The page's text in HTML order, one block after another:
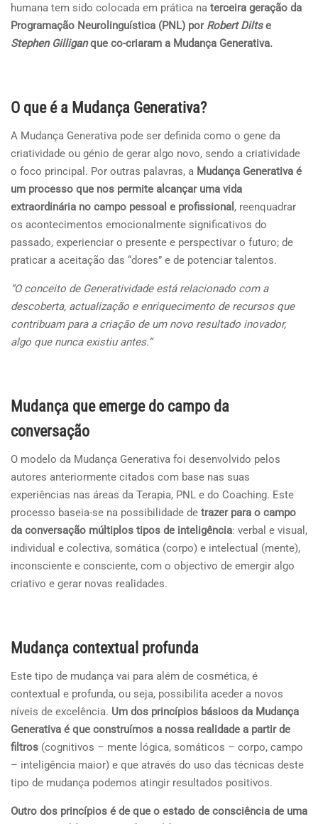
humana tem sido colocada em prática na terceira geração da
Programação Neurolinguística (PNL) por Robert Diltse
Stephen Gilliganque co-criaram a Mudança Generativa.
O que é a Mudança Generativa?
A Mudança Generativa pode ser definida como o gene da
criatividade ou génio de gerar algo novo, sendo a criatividade
o foco principal. Por outras palavras, a Mudança Generativa é
um processo que nos permite alcançar uma vida
extraordinária no campo pessoal e profissional , reenquadrar
os acontecimentos emocionalmente significativos do
passado, experienciar o presente e perspectivar o futuro; de
praticar a aceitação das “dores” e de potenciar talentos.
“O conceito de Generatividade está relacionado com a
descoberta, actualização e enriquecimento de recursos que
contribuam para a criação de um novo resultado inovador,
algo que nunca existiu antes.”
Mudança que emerge do campo da
conversação
O modelo da Mudança Generativa foi desenvolvido pelos
autores anteriormente citados com base nas suas
experiências nas áreas da Terapia, PNL e do Coaching. Este
processo baseia-se na possibilidade de trazer para o campo
da conversação múltiplos tipos de inteligência: verbal e visual,
individual e colectiva, somática (corpo) e intelectual (mente),
inconsciente e consciente, com o objectivo de emergir algo
criativo e gerar novas realidades.
Mudança contextual profunda
Este tipo de mudança vai para além de cosmética, é
contextual e profunda, ou seja, possibilita aceder a novos
níveis de excelência. Um dos princípios básicos da Mudança
Generativa é que construímos a nossa realidade a partir de
filtros (cognitivos – mente lógica, somáticos – corpo, campo
– inteligência maior) e que através do uso das técnicas deste
tipo de mudança podemos atingir resultados positivos.
Outro dos princípios é de que o estado de consciência de uma